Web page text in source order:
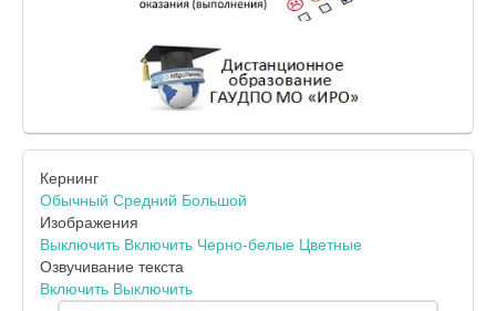
Кернинг
Обычный Средний Большой
Изображения
Выключить Включить Черно-белые Цветные
Озвучивание текста
Включить Выключить